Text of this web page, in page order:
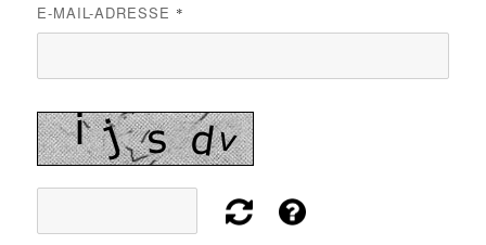
E-MAIL-ADRESSE *